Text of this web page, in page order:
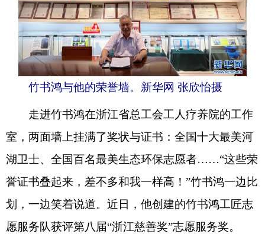
竹书鸿与他的荣誉墙。新华网 张欣怡摄
走进竹书鸿在浙江省总工会工人疗养院的工作
室，两面墙上挂满了奖状与证书：全国十大最美河
湖卫士、全国百名最美生态环保志愿者……“这些荣
誉证书叠起来，差不多和我一样高！”竹书鸿一边比
划，一边笑着说道。近日，他创建的竹书鸿工匠志
愿服务队获评第八届“浙江慈善奖”志愿服务奖。